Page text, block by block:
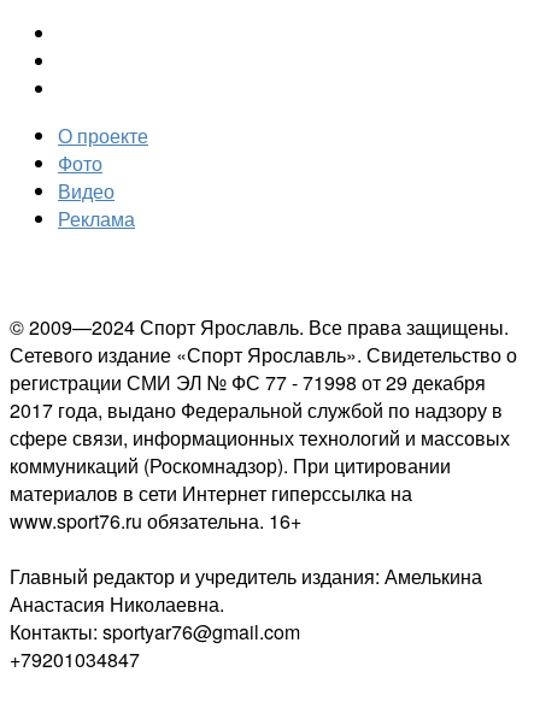
О проекте
Фото
Видео
Реклама
© 2009—2024 Спорт Ярославль. Все права защищены.
Сетевого издание «Спорт Ярославль». Свидетельство о
регистрации СМИ ЭЛ № ФС 77 - 71998 от 29 декабря
2017 года, выдано Федеральной службой по надзору в
сфере связи, информационных технологий и массовых
коммуникаций (Роскомнадзор). При цитировании
материалов в сети Интернет гиперссылка на
www.sport76.ru обязательна. 16+
Главный редактор и учредитель издания: Амелькина
Анастасия Николаевна.
Контакты: sportyar76@gmail.com
+79201034847